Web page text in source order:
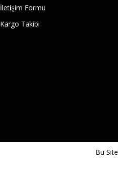
İletişim Formu
Kargo Takibi
Bu Site